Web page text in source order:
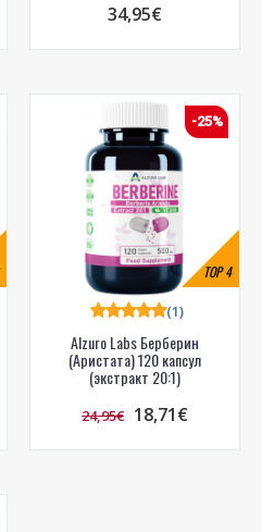
34,95€
TOP4
-25%
Alzuro Labs Берберин
(Аристата) 120 капсул
(экстракт 20:1)
(1)
24,95€ 18,71€